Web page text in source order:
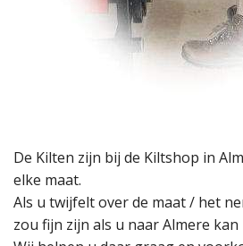
De Kilten zijn bij de Kiltshop in
elke maat.
Als u twijfelt over de maat / het
zou fijn zijn als u naar Almere kan